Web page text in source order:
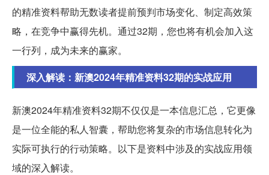
的精准资料帮助无数读者提前预判市场变化、制定高效策
略，在竞争中赢得先机。通过32期，您也将有机会加入这
一行列，成为未来的赢家。
深入解读：新澳2024年精准资料32期的实战应用
新澳2024年精准资料32期不仅仅是一本信息汇总，它更像
是一位全能的私人智囊，帮助您将复杂的市场信息转化为
实际可执行的行动策略。以下是资料中涉及的实战应用领
域的深入解读。